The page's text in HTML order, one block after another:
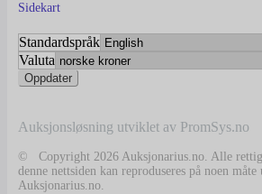
Sidekart
Standardspråk
Valuta
Auksjonsløsning utviklet av PromSys.no
© Copyright 2026 Auksjonarius.no. Alle
denne nettsiden kan reproduseres på noen
Auksjonarius.no.